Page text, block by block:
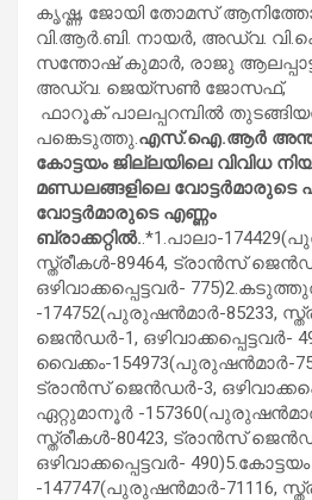
കൃഷ്ണ, ജോയി തോമസ്
വി.ആര്‍.ബി. നായര്‍, അഡ്വ.
സന്തോഷ് കുമാര്‍, രാജു
അഡ്വ. ജെയ്‌സണ്‍ ജോസഫ്,
ഫാറൂക് പാലപ്പറമ്പില്‍
പങ്കെടുത്തു.എസ്.ഐ.ആര്‍ അന്തിമ
കോട്ടയം ജില്ലയിലെ വിവിധ
മണ്ഡലങ്ങളിലെ വോട്ടര്‍മാരുടെ
വോട്ടര്‍മാരുടെ എണ്ണം
ബ്രാക്കറ്റില്‍..*1.പാലാ-
സ്ത്രീകള്‍-89464, ട്രാന്‍സ്
ഒഴിവാക്കപ്പെട്ടവര്‍-
-174752(പുരുഷന്‍മാര്‍-85233,
ജെന്‍ഡര്‍-1, ഒഴിവാക്കപ്പെട്ടവര്‍-
വൈക്കം-154973(പുരുഷന്‍മാര്‍-
ട്രാന്‍സ് ജെന്‍ഡര്‍-3,
ഏറ്റുമാനൂര്‍ -
സ്ത്രീകള്‍-80423, ട്രാന്‍സ്
ഒഴിവാക്കപ്പെട്ടവര്‍- 490)5.കോട്ടയം
-147747(പുരുഷന്‍മാര്‍-71116,